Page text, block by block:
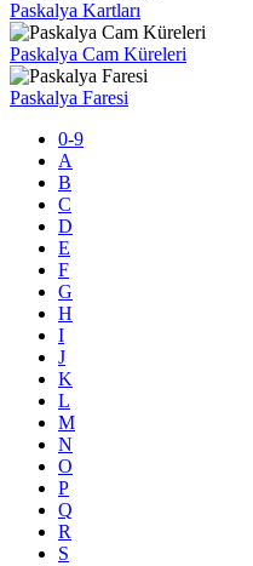
Paskalya Kartları
Paskalya Cam Küreleri
Paskalya Faresi
0-9
A
B
C
D
E
F
G
H
I
J
K
L
M
N
O
P
Q
R
S